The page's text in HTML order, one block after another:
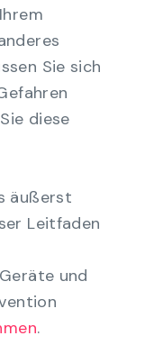
Sie sich
diese
äußerst
Leitfaden
und
.